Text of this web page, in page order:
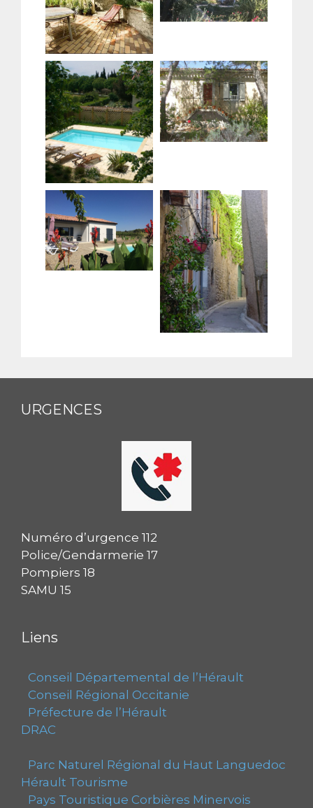
URGENCES
Numéro d’urgence 112
Police/Gendarmerie 17
Pompiers 18
SAMU 15
Liens
Conseil Départemental de l’Hérault
Conseil Régional Occitanie
Préfecture de l’Hérault
DRAC
Parc Naturel Régional du Haut Languedoc
Hérault Tourisme
Pays Touristique Corbières Minervois